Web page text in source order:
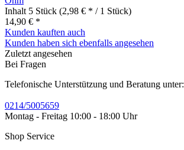
Inhalt 5 Stück (2,98 € * / 1 Stück)
14,90 € *
Kunden kauften auch
Kunden haben sich ebenfalls angesehen
Zuletzt angesehen
Bei Fragen
Telefonische Unterstützung und Beratung unter:
0214/5005659
Montag - Freitag 10:00 - 18:00 Uhr
Shop Service